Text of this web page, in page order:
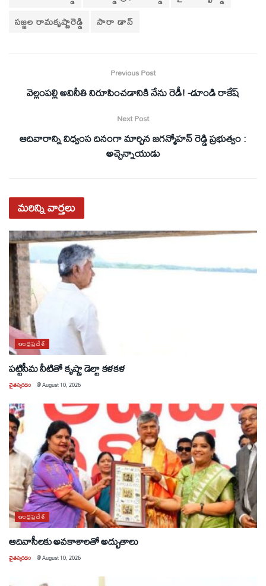
సజ్జల రామకృష్ణారెడ్డి
సారా డాన్
Previous Post
వెల్లంపల్లి అవినీతి నిరూపించడానికి నేను రెడీ! -డూండి రాకేష్
Next Post
ఆదివారాన్ని విధ్వంస దినంగా మార్చిన జగన్మోహన్ రెడ్డి ప్రభుత్వం :
అచ్చెన్నాయుడు
మరిన్నివార్తలు
ఆంధ్రప్రదేశ్
పట్టిసీమ నీటితో కృష్ణా డెల్టా కళకళ
చైతన్యరధం @August 10, 2026
ఆంధ్రప్రదేశ్
ఆదివాసీలకు అవకాశాలతో అద్భుతాలు
చైతన్యరధం @August 10, 2026